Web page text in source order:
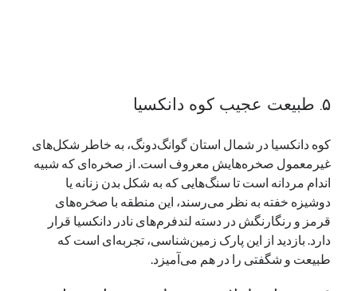
۵. طبیعت عجیب کوه دانکسیا
کوه دانکسیا در شمال استان گوانگ‌دونگ، به خاطر شکل‌های
غیرمعمول صخره‌هایش معروف است. از صخره‌ای که شبیه
اندام مردانه است تا سنگ‌هایی که به شکل بدن زنانه یا
دوشیزه خفته به نظر می‌رسند، این منطقه با صخره‌های
قرمز و رنگارنگش در دسته لندفرم‌های نادر دانکسیا قرار
دارد. بازدید از این پارک زمین‌شناسی، تجربه‌ای است که
طبیعت و شگفتی را در هم می‌آمیزد.